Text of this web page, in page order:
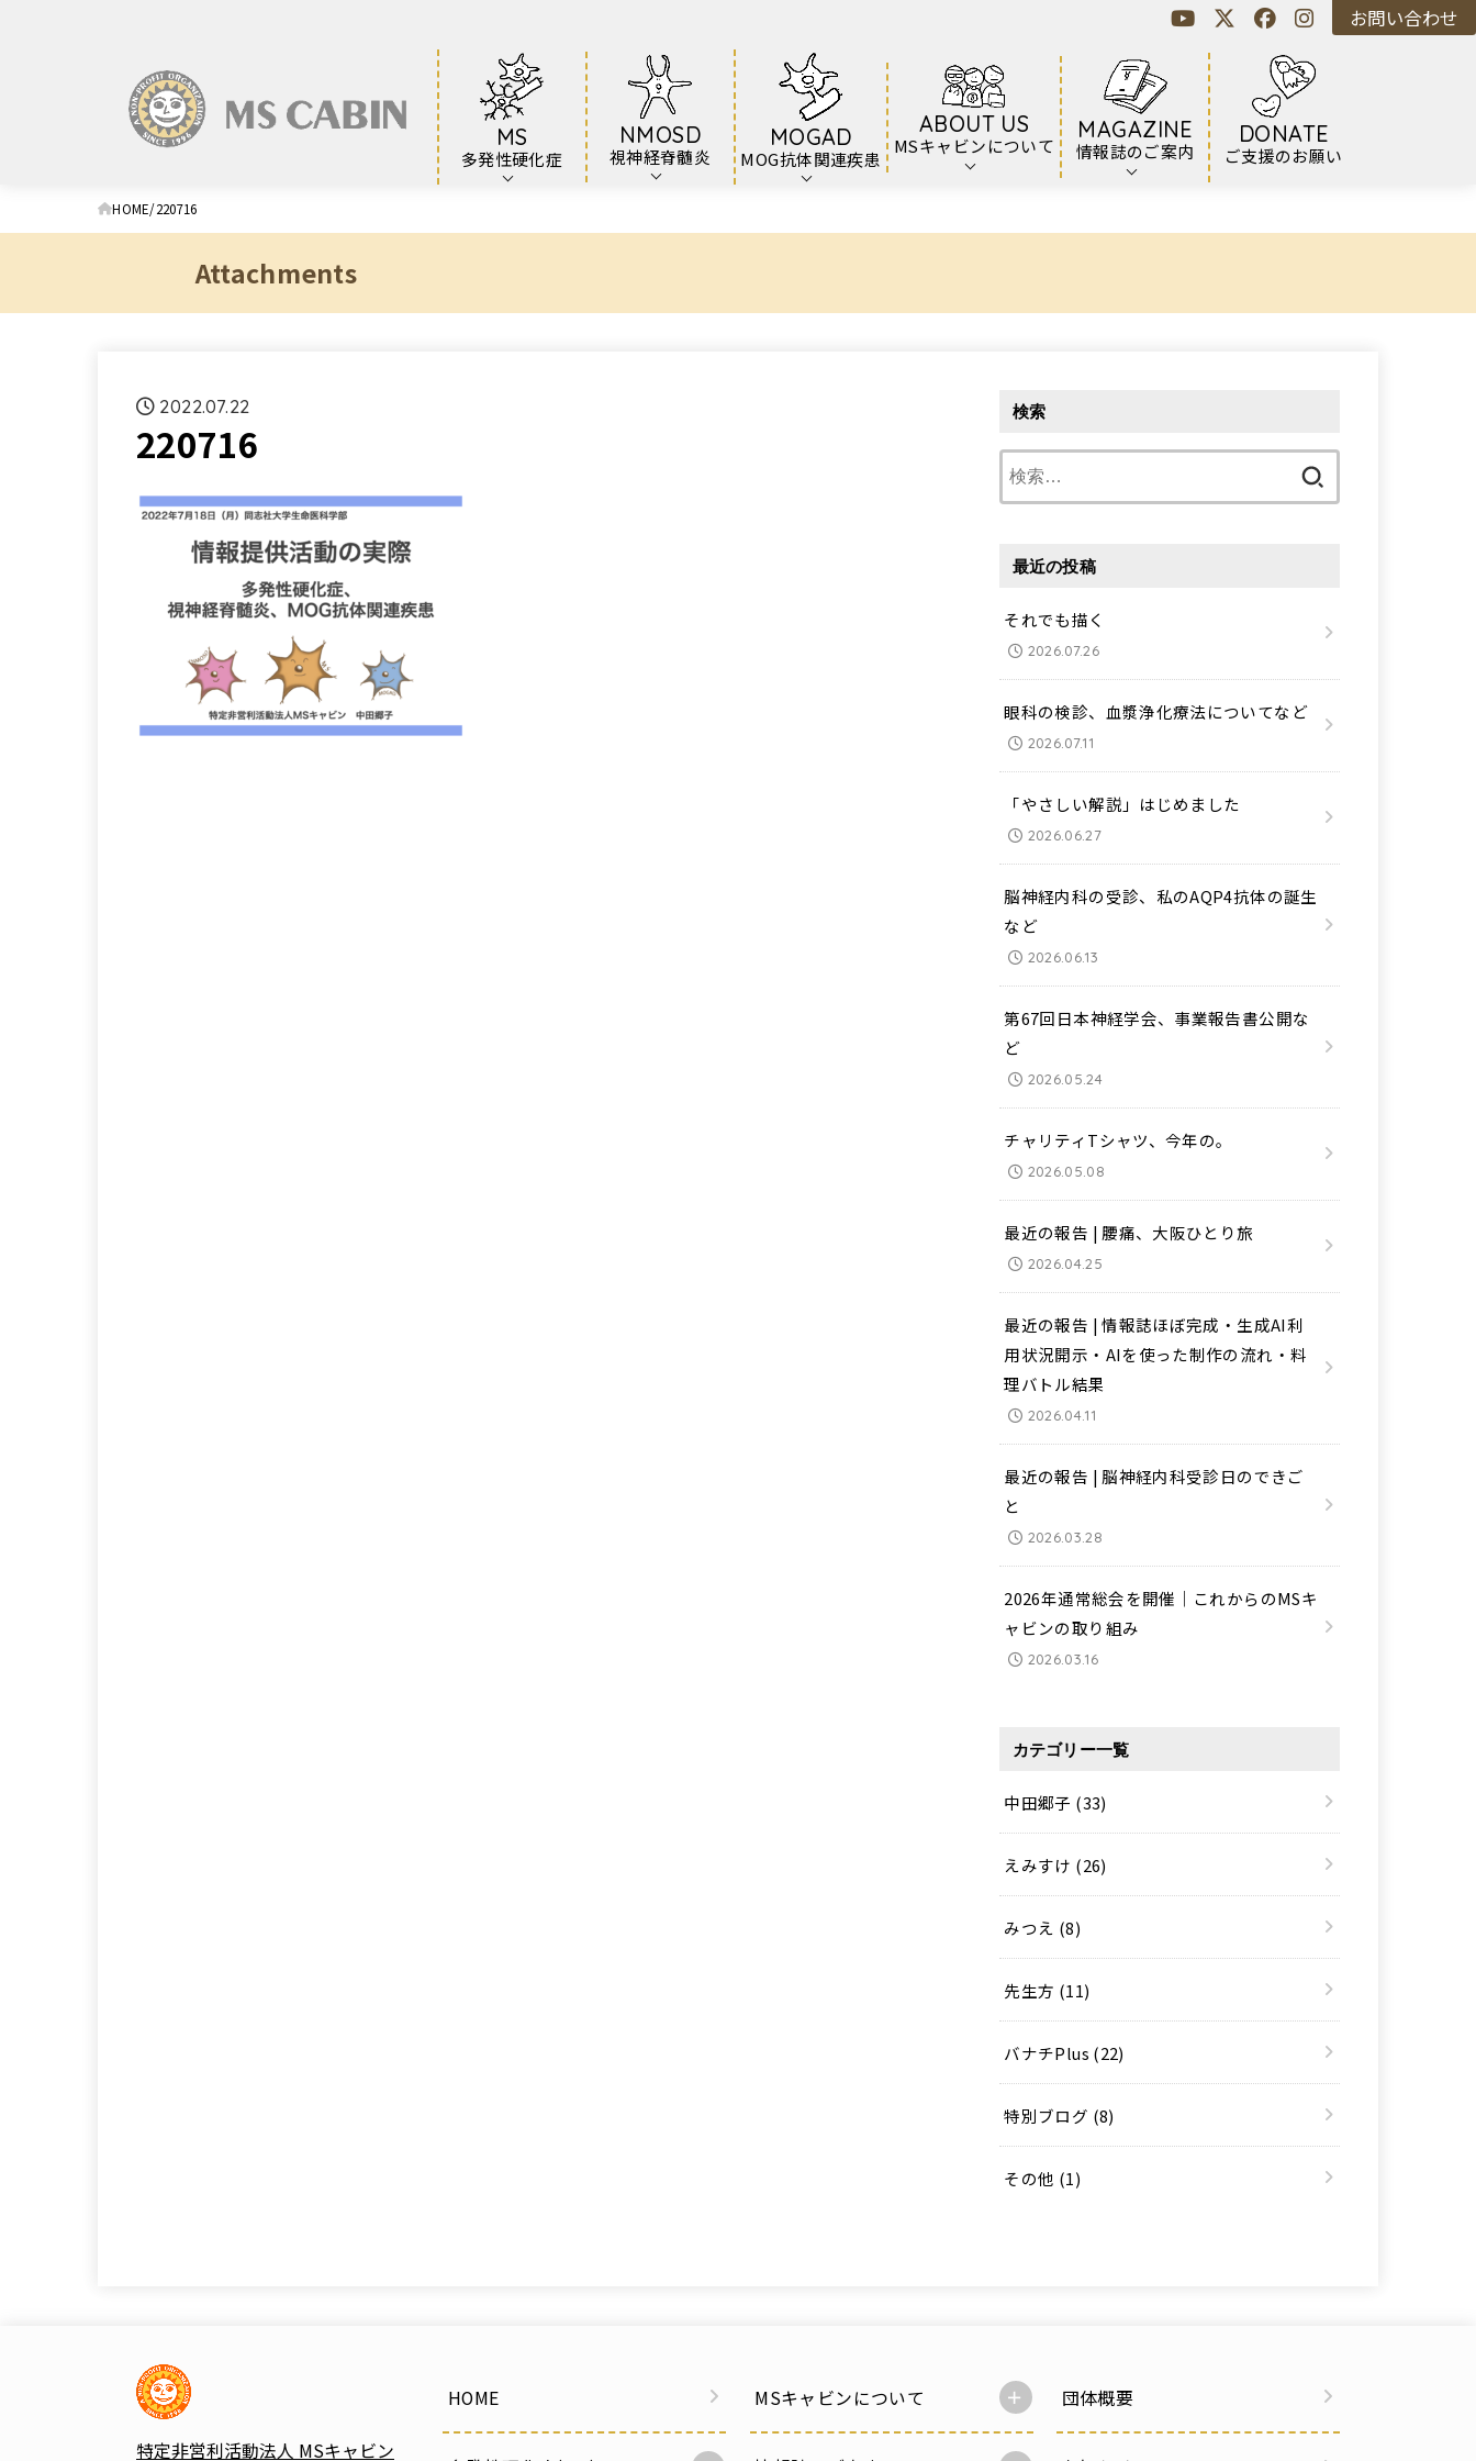
MS
多発性硬化症
NMOSD
視神経脊髄炎
MOGAD
MOG抗体関連疾患
ABOUT US
MSキャビンについて
MAGAZINE
情報誌のご案内
DONATE
ご支援のお願い
お問い合わせ
HOME 220716
Attachments
2022.07.22
220716
検索
最近の投稿
それでも描く
2026.07.26
眼科の検診、血漿浄化療法についてなど
2026.07.11
「やさしい解説」はじめました
2026.06.27
脳神経内科の受診、私のAQP4抗体の誕生
など
2026.06.13
第67回日本神経学会、事業報告書公開な
ど
2026.05.24
チャリティTシャツ、今年の。
2026.05.08
最近の報告 | 腰痛、大阪ひとり旅
2026.04.25
最近の報告 | 情報誌ほぼ完成・生成AI利
用状況開示・AIを使った制作の流れ・料
理バトル結果
2026.04.11
最近の報告 | 脳神経内科受診日のできご
と
2026.03.28
2026年通常総会を開催｜これからのMSキ
ャビンの取り組み
2026.03.16
カテゴリー一覧
中田郷子 (33)
えみすけ (26)
みつえ (8)
先生方 (11)
バナチPlus (22)
特別ブログ (8)
その他 (1)
特定非営利活動法人 MSキャビン
HOME MSキャビンについて 団体概要